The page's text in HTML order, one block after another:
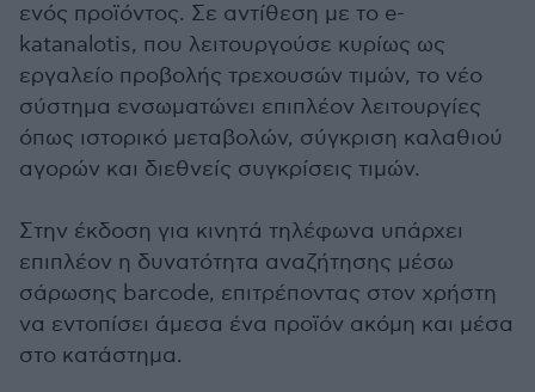
ενός προϊόντος. Σε αντίθεση με το e-
katanalotis, που λειτουργούσε κυρίως ως
εργαλείο προβολής τρεχουσών τιμών, το νέο
σύστημα ενσωματώνει επιπλέον λειτουργίες
όπως ιστορικό μεταβολών, σύγκριση καλαθιού
αγορών και διεθνείς συγκρίσεις τιμών.
Στην έκδοση για κινητά τηλέφωνα υπάρχει
επιπλέον η δυνατότητα αναζήτησης μέσω
σάρωσης barcode, επιτρέποντας στον χρήστη
να εντοπίσει άμεσα ένα προϊόν ακόμη και μέσα
στο κατάστημα.